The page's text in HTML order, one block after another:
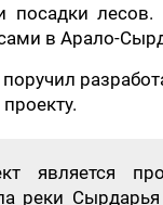
посадки
в Арало-
является
реки